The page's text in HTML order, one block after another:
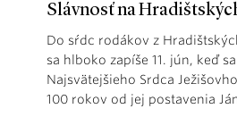
Slávnosť na
Do sŕdc rodákov z
sa hlboko zapíše 11. jún, keď
Najsvätejšieho Srdca
100 rokov od jej postavenia